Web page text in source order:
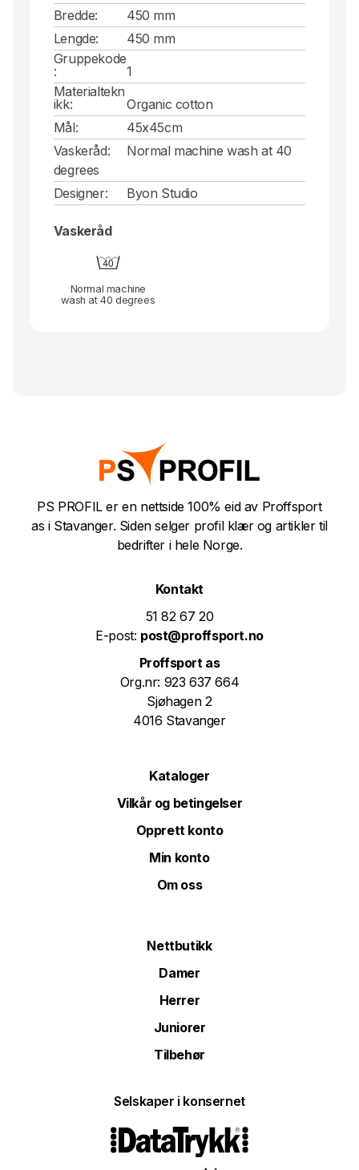
Bredde:
450 mm
Lengde:
450 mm
Gruppekode
:
1
Materialtekn
ikk:
Organic cotton
Mål:
45x45cm
Vaskeråd:
Normal machine wash at 40
degrees
Designer:
Byon Studio
Vaskeråd
Normal machine
wash at 40 degrees
PS PROFIL er en nettside 100% eid av Proffsport
as i Stavanger. Siden selger profil klær og artikler til
bedrifter i hele Norge.
Kontakt
51 82 67 20
E-post: post@proffsport.no
Proffsport as
Org.nr: 923 637 664
Sjøhagen 2
4016 Stavanger
Kataloger
Vilkår og betingelser
Opprett konto
Min konto
Om oss
Nettbutikk
Damer
Herrer
Juniorer
Tilbehør
Selskaper i konsernet